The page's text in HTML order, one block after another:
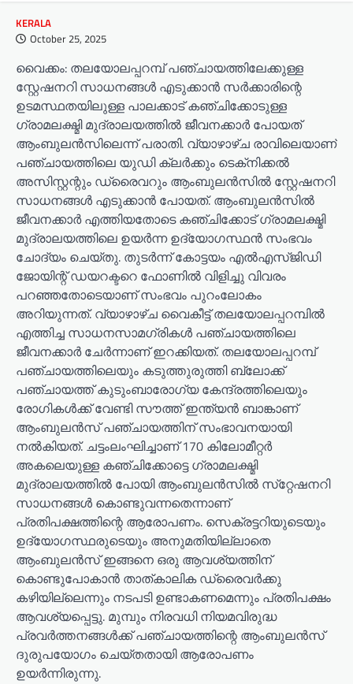
KERALA
October 25, 2025
വൈക്കം: തലയോലപ്പറമ്പ് പഞ്ചായത്തിലേക്കുള്ള
സ്റ്റേഷനറി സാധനങ്ങള്‍ എടുക്കാന്‍ സര്‍ക്കാരിന്റെ
ഉടമസ്ഥതയിലുള്ള പാലക്കാട് കഞ്ചിക്കോടുള്ള
ഗ്രാമലക്ഷ്മി മുദ്രാലയത്തില്‍ ജീവനക്കാര്‍ പോയത്
ആംബുലന്‍സിലെന്ന് പരാതി. വ്യാഴാഴ്ച രാവിലെയാണ്
പഞ്ചായത്തിലെ യുഡി ക്ലര്‍ക്കും ടെക്‌നിക്കല്‍
അസിസ്റ്റന്റും ഡ്രൈവറും ആംബുലന്‍സില്‍ സ്റ്റേഷനറി
സാധനങ്ങള്‍ എടുക്കാന്‍ പോയത്. ആംബുലന്‍സില്‍
ജീവനക്കാര്‍ എത്തിയതോടെ കഞ്ചിക്കോട് ഗ്രാമലക്ഷ്മി
മുദ്രാലയത്തിലെ ഉയര്‍ന്ന ഉദ്യോഗസ്ഥന്‍ സംഭവം
ചോദ്യം ചെയ്തു. തുടര്‍ന്ന് കോട്ടയം എല്‍എസ്ജിഡി
ജോയിന്റ് ഡയറക്ടറെ ഫോണില്‍ വിളിച്ചു വിവരം
പറഞ്ഞതോടെയാണ് സംഭവം പുറംലോകം
അറിയുന്നത്. വ്യാഴാഴ്ച വൈകീട്ട് തലയോലപ്പറമ്പില്‍
എത്തിച്ച സാധനസാമഗ്രികള്‍ പഞ്ചായത്തിലെ
ജീവനക്കാര്‍ ചേര്‍ന്നാണ് ഇറക്കിയത്. തലയോലപ്പറമ്പ്
പഞ്ചായത്തിലെയും കടുത്തുരുത്തി ബ്ലോക്ക്
പഞ്ചായത്ത് കുടുംബാരോഗ്യ കേന്ദ്രത്തിലെയും
രോഗികള്‍ക്ക് വേണ്ടി സൗത്ത് ഇന്ത്യന്‍ ബാങ്കാണ്
ആംബുലന്‍സ് പഞ്ചായത്തിന് സംഭാവനയായി
നല്‍കിയത്. ചട്ടംലംഘിച്ചാണ് 170 കിലോമീറ്റര്‍
അകലെയുള്ള കഞ്ചിക്കോട്ടെ ഗ്രാമലക്ഷ്മി
മുദ്രാലയത്തില്‍ പോയി ആംബുലന്‍സില്‍ സ്‌റ്റേഷനറി
സാധനങ്ങള്‍ കൊണ്ടുവന്നതെന്നാണ്
പ്രതിപക്ഷത്തിന്റെ ആരോപണം. സെക്രട്ടറിയുടെയും
ഉദ്യോഗസ്ഥരുടെയും അനുമതിയില്ലാതെ
ആംബുലന്‍സ് ഇങ്ങനെ ഒരു ആവശ്യത്തിന്
കൊണ്ടുപോകാന്‍ താത്കാലിക ഡ്രൈവര്‍ക്കു
കഴിയില്ലെന്നും നടപടി ഉണ്ടാകണമെന്നും പ്രതിപക്ഷം
ആവശ്യപ്പെട്ടു. മുമ്പും നിരവധി നിയമവിരുദ്ധ
പ്രവര്‍ത്തനങ്ങള്‍ക്ക് പഞ്ചായത്തിന്റെ ആംബുലന്‍സ്
ദുരുപയോഗം ചെയ്തതായി ആരോപണം
ഉയര്‍ന്നിരുന്നു.